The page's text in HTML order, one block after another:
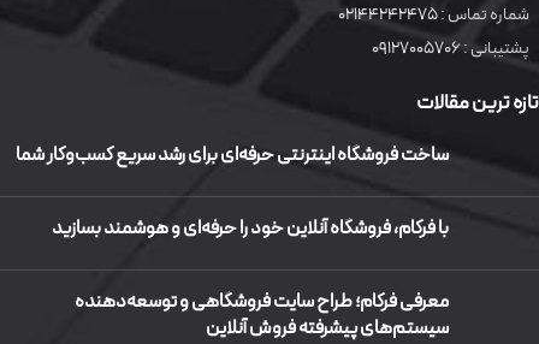
شماره تماس :02144242475
پشتیبانی :09127005706
تازه ترین مقالات
ساخت فروشگاه اینترنتی حرفه‌ای برای رشد سریع کسب‌وکار شما
با فرکام، فروشگاه آنلاین خود را حرفه‌ای و هوشمند بسازید
معرفی فرکام؛ طراح سایت فروشگاهی و توسعه‌دهنده
سیستم‌های پیشرفته فروش آنلاین